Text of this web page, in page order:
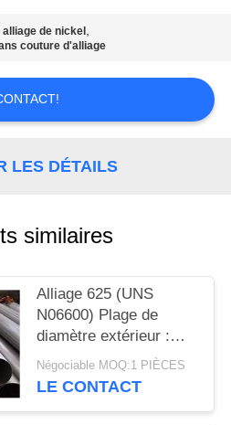
alliage de nickel ,
couture d'alliage
LES DÉTAILS
similaires
Alliage 625 (UNS
N06600) Plage de
diamètre extérieur :
1/8″ – 24″ Métallique
brillant Résistance à la
Négociable MOQ:1 PIÈCES
LE CONTACT